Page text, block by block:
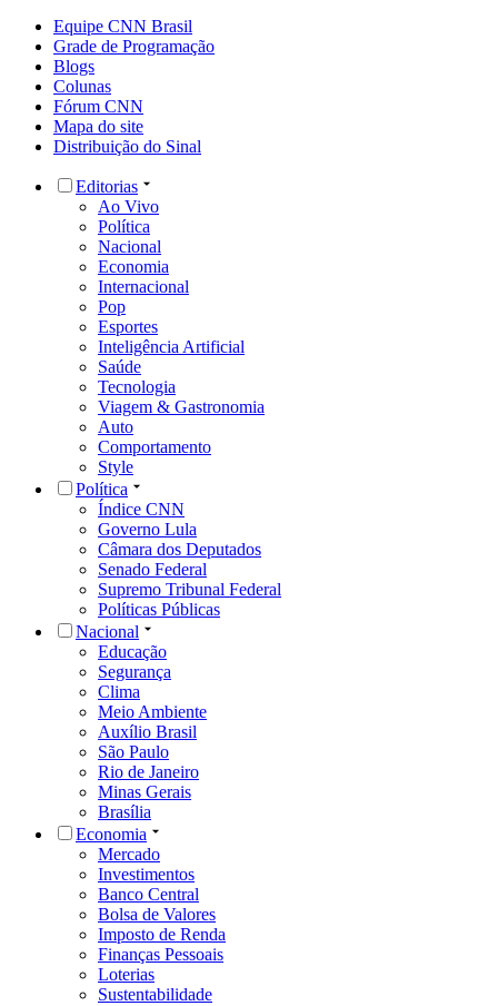
Equipe CNN Brasil
Grade de Programação
Blogs
Colunas
Fórum CNN
Mapa do site
Distribuição do Sinal
Editorias
Ao Vivo
Política
Nacional
Economia
Internacional
Pop
Esportes
Inteligência Artificial
Saúde
Tecnologia
Viagem & Gastronomia
Auto
Comportamento
Style
Política
Índice CNN
Governo Lula
Câmara dos Deputados
Senado Federal
Supremo Tribunal Federal
Políticas Públicas
Nacional
Educação
Segurança
Clima
Meio Ambiente
Auxílio Brasil
São Paulo
Rio de Janeiro
Minas Gerais
Brasília
Economia
Mercado
Investimentos
Banco Central
Bolsa de Valores
Imposto de Renda
Finanças Pessoais
Loterias
Sustentabilidade